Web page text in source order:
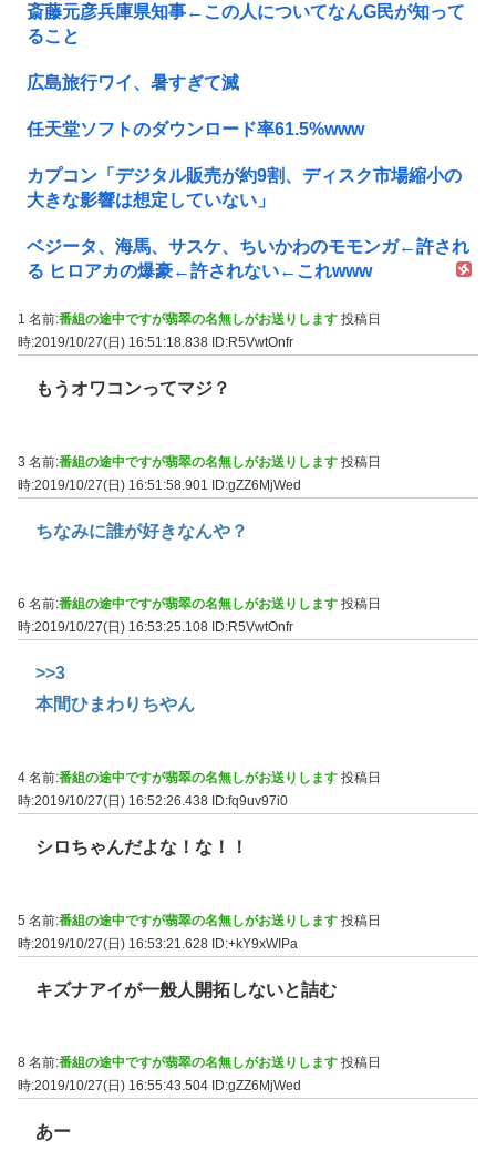
斎藤元彦兵庫県知事←この人についてなんG民が知って
ること
広島旅行ワイ、暑すぎて滅
任天堂ソフトのダウンロード率61.5%www
カプコン「デジタル販売が約9割、ディスク市場縮小の
大きな影響は想定していない」
ベジータ、海馬、サスケ、ちいかわのモモンガ←許され
る ヒロアカの爆豪←許されない←これwww
1 名前:番組の途中ですが翡翠の名無しがお送りします 投稿日
時:2019/10/27(日) 16:51:18.838 ID:R5VwtOnfr
もうオワコンってマジ？
3 名前:番組の途中ですが翡翠の名無しがお送りします 投稿日
時:2019/10/27(日) 16:51:58.901 ID:gZZ6MjWed
ちなみに誰が好きなんや？
6 名前:番組の途中ですが翡翠の名無しがお送りします 投稿日
時:2019/10/27(日) 16:53:25.108 ID:R5VwtOnfr
>>3
本間ひまわりちやん
4 名前:番組の途中ですが翡翠の名無しがお送りします 投稿日
時:2019/10/27(日) 16:52:26.438 ID:fq9uv97i0
シロちゃんだよな！な！！
5 名前:番組の途中ですが翡翠の名無しがお送りします 投稿日
時:2019/10/27(日) 16:53:21.628 ID:+kY9xWIPa
キズナアイが一般人開拓しないと詰む
8 名前:番組の途中ですが翡翠の名無しがお送りします 投稿日
時:2019/10/27(日) 16:55:43.504 ID:gZZ6MjWed
あー